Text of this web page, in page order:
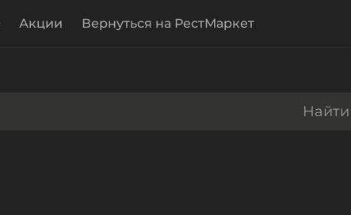
Акции Вернуться на РестМаркет
Найти